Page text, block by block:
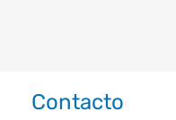
Contacto